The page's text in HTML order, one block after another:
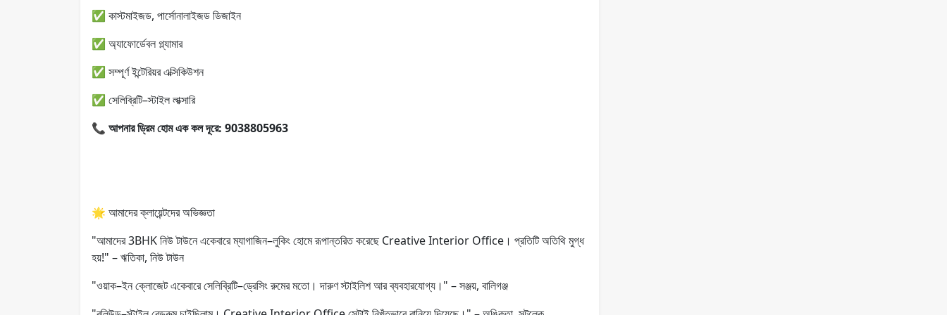
✅ কাস্টমাইজড, পার্সোনালাইজড ডিজাইন
✅ অ্যাফোর্ডেবল গ্ল্যামার
✅ সম্পূর্ণ ইন্টেরিয়র এক্সিকিউশন
✅ সেলিব্রিটি–স্টাইল লাক্সারি
📞 আপনার ড্রিম হোম এক কল দূরে: 9038805963
🌟 আমাদের ক্লায়েন্টদের অভিজ্ঞতা
"আমাদের 3BHK নিউ টাউনে একেবারে ম্যাগাজিন–লুকিং হোমে রূপান্তরিত করেছে Creative Interior Office। প্রতিটি অতিথি মুগ্ধ
হয়!" – ঋতিকা, নিউ টাউন
"ওয়াক–ইন ক্লোজেট একেবারে সেলিব্রিটি–ড্রেসিং রুমের মতো। দারুণ স্টাইলিশ আর ব্যবহারযোগ্য।" – সঞ্জয়, বালিগঞ্জ